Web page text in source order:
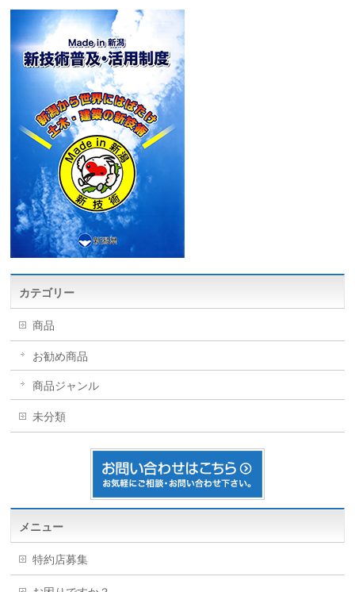
カテゴリー
商品
お勧め商品
商品ジャンル
未分類
メニュー
特約店募集